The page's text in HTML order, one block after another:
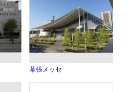
幕張メッセ